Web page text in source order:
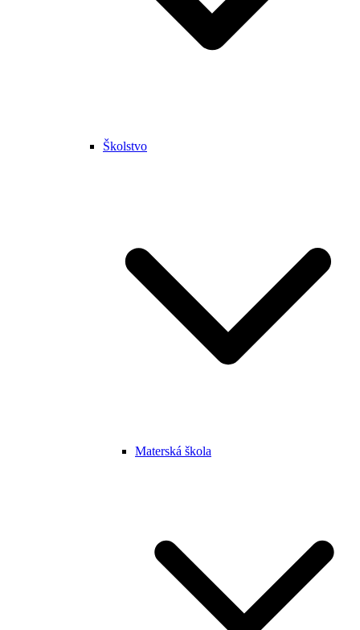
Školstvo
Materská škola